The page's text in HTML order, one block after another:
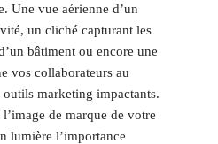
Une vue aérienne d’un
un cliché capturant les
bâtiment ou encore une
vos collaborateurs au
marketing impactants.
de marque de votre
lumière l’importance